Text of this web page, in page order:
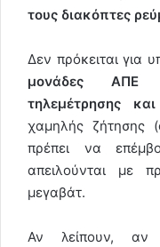
τους διακόπτες
Δεν πρόκειται για
μονάδες ΑΠΕ
τηλεμέτρησης και
χαμηλής ζήτησης
πρέπει να
απειλούνται με
μεγαβάτ.
Αν λείπουν, αν